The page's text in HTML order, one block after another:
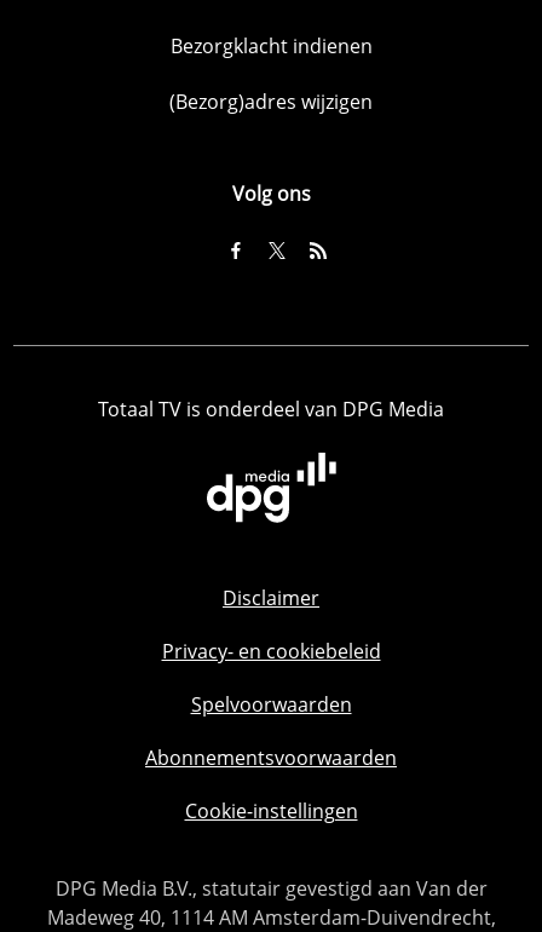
Bezorgklacht indienen
(Bezorg)adres wijzigen
Volg ons
Totaal TV is onderdeel van DPG Media
Disclaimer
Privacy- en cookiebeleid
Spelvoorwaarden
Abonnementsvoorwaarden
Cookie-instellingen
DPG Media B.V., statutair gevestigd aan Van der
Madeweg 40, 1114 AM Amsterdam-Duivendrecht,